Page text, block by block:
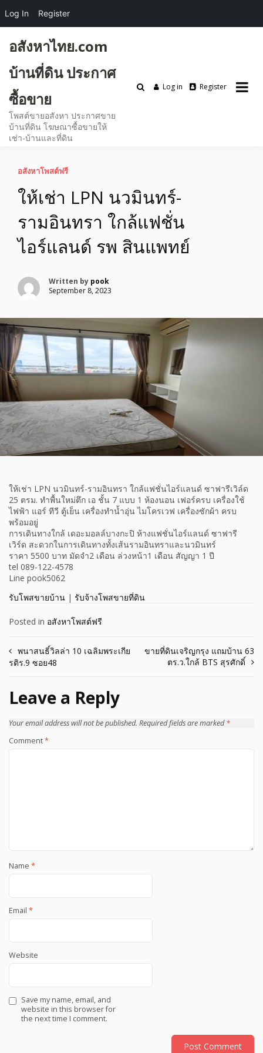
content
อสังหาไทย.com
บ้านที่ดิน ประกาศ
ซื้อขาย
โพสต์ขายอสังหา ประกาศขาย
บ้านที่ดิน โฆษณาซื้อขายให้
เช่า-บ้านและที่ดิน
Log in Register
อสังหาโพสต์ฟรี
ให้เช่า LPN นวมินทร์-
รามอินทรา ใกล้แฟชั่น
ไอร์แลนด์ รพ สินแพทย์
Written by pook
September 8, 2023
ให้เช่า LPN นวมินทร์-รามอินทรา ใกล้แฟชั่นไอร์แลนด์ ซาฟารีเวิล์ด
25 ตรม. ทำพื้นใหม่ตึก เอ ชั้น 7 แบบ 1 ห้องนอน เฟอร์ครบ เครื่องใช้
ไฟฟ้า แอร์ ทีวี ตู้เย็น เครื่องทำน้ำอุ่น ไมโครเวฟ เครื่องซักผ้า ครบ
พร้อมอยู่
การเดินทางใกล้ เดอะมอลล์บางกะปิ ห้างแฟชั่นไอร์แลนด์ ซาฟารี
เวิร์ด สะดวกในการเดินทางทั้งเส้นรามอินทราและนวมินทร์
ราคา 5500 บาท มัดจำ2 เดือน ล่วงหน้า1 เดือน สัญญา 1 ปี
tel 089-122-4578
Line pook5062
รับโพสขายบ้าน | รับจ้างโพสขายที่ดิน
Posted in อสังหาโพสต์ฟรี
Post
พนาสนธิ์วิลล่า 10 เฉลิมพระเกีย
รติร.9 ซอย48
ขายที่ดินเจริญกรุง แถมบ้าน 63
ตร.ว.ใกล้ BTS สุรศักดิ์
Leave a Reply
Your email address will not be published. Required fields are marked*
Comment*
Name *
Email *
Website
Save my name, email, and
website in this browser for
the next time I comment.
Log In Register